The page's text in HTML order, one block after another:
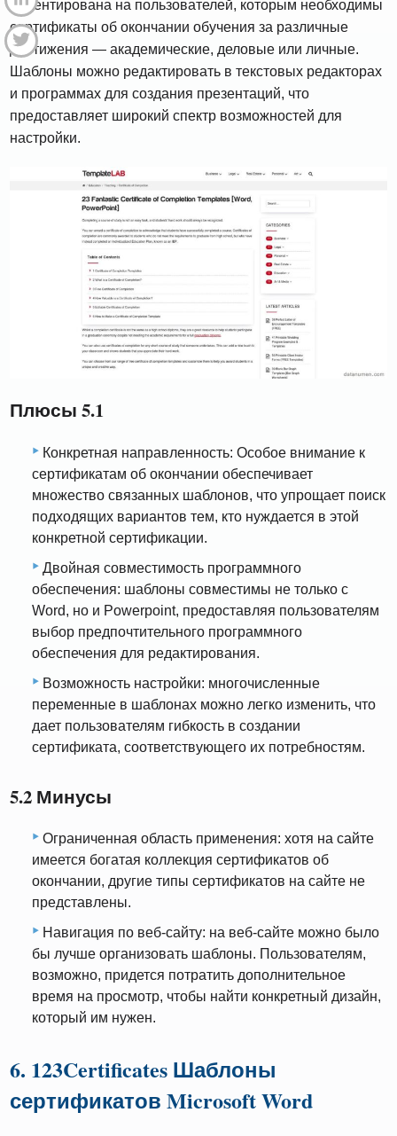
ориентирована на пользователей, которым необходимы
сертификаты об окончании обучения за различные
достижения — академические, деловые или личные.
Шаблоны можно редактировать в текстовых редакторах
и программах для создания презентаций, что
предоставляет широкий спектр возможностей для
настройки.
Плюсы 5.1
Конкретная направленность: Особое внимание к
сертификатам об окончании обеспечивает
множество связанных шаблонов, что упрощает поиск
подходящих вариантов тем, кто нуждается в этой
конкретной сертификации.
Двойная совместимость программного
обеспечения: шаблоны совместимы не только с
Word, но и Powerpoint, предоставляя пользователям
выбор предпочтительного программного
обеспечения для редактирования.
Возможность настройки: многочисленные
переменные в шаблонах можно легко изменить, что
дает пользователям гибкость в создании
сертификата, соответствующего их потребностям.
5.2 Минусы
Ограниченная область применения: хотя на сайте
имеется богатая коллекция сертификатов об
окончании, другие типы сертификатов на сайте не
представлены.
Навигация по веб-сайту: на веб-сайте можно было
бы лучше организовать шаблоны. Пользователям,
возможно, придется потратить дополнительное
время на просмотр, чтобы найти конкретный дизайн,
который им нужен.
6. 123Certificates Шаблоны
сертификатов Microsoft Word